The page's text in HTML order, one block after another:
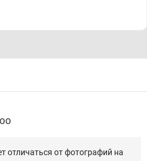
отличаться от фотографий на